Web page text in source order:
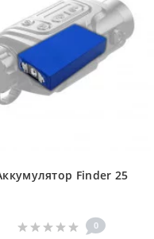
Finder 25
0